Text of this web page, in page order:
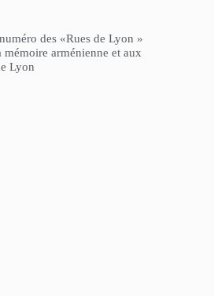
des «Rues de Lyon »
mémoire arménienne et aux
Lyon